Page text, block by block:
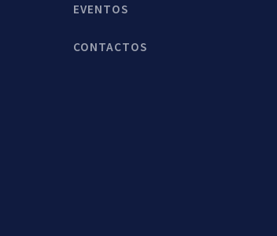
EVENTOS
CONTACTOS